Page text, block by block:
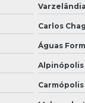
Varzelândia
Carlos
Águas
Alpinópolis